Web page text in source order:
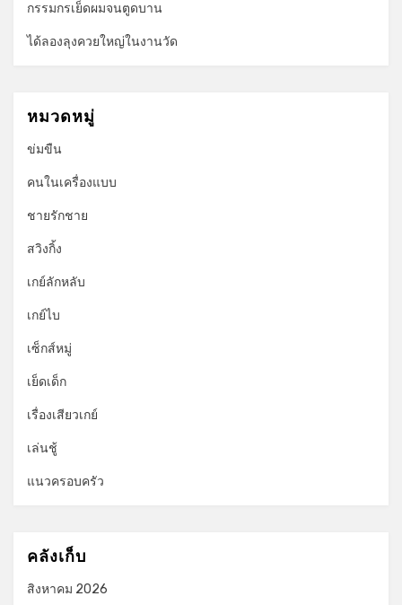
กรรมกรเย็ดผมจนตูดบาน
ได้ลองลุงควยใหญ่ในงานวัด
หมวดหมู่
ข่มขืน
คนในเครื่องแบบ
ชายรักชาย
สวิงกิ้ง
เกย์ลักหลับ
เกย์ไบ
เซ็กส์หมู่
เย็ดเด็ก
เรื่องเสียวเกย์
เล่นชู้
แนวครอบครัว
คลังเก็บ
สิงหาคม 2026